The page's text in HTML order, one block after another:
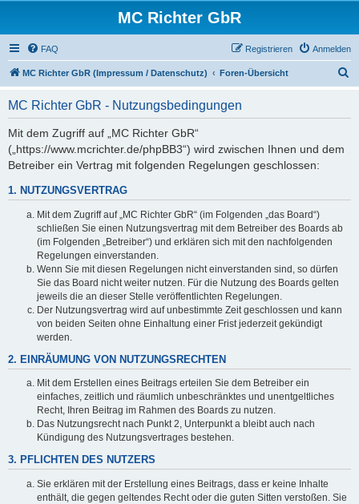
MC Richter GbR
FAQ Anmelden
Registrieren
MC Richter GbR (Impressum / Datenschutz) Foren-Übersicht
MC Richter GbR - Nutzungsbedingungen
Mit dem Zugriff auf „MC Richter GbR“
(„https://www.mcrichter.de/phpBB3“) wird zwischen Ihnen und dem
Betreiber ein Vertrag mit folgenden Regelungen geschlossen:
1. NUTZUNGSVERTRAG
Mit dem Zugriff auf „MC Richter GbR“ (im Folgenden „das Board“)
schließen Sie einen Nutzungsvertrag mit dem Betreiber des Boards ab
(im Folgenden „Betreiber“) und erklären sich mit den nachfolgenden
Regelungen einverstanden.
Wenn Sie mit diesen Regelungen nicht einverstanden sind, so dürfen
Sie das Board nicht weiter nutzen. Für die Nutzung des Boards gelten
jeweils die an dieser Stelle veröffentlichten Regelungen.
Der Nutzungsvertrag wird auf unbestimmte Zeit geschlossen und kann
von beiden Seiten ohne Einhaltung einer Frist jederzeit gekündigt
werden.
2. EINRÄUMUNG VON NUTZUNGSRECHTEN
Mit dem Erstellen eines Beitrags erteilen Sie dem Betreiber ein
einfaches, zeitlich und räumlich unbeschränktes und unentgeltliches
Recht, Ihren Beitrag im Rahmen des Boards zu nutzen.
Das Nutzungsrecht nach Punkt 2, Unterpunkt a bleibt auch nach
Kündigung des Nutzungsvertrages bestehen.
3. PFLICHTEN DES NUTZERS
Sie erklären mit der Erstellung eines Beitrags, dass er keine Inhalte
enthält, die gegen geltendes Recht oder die guten Sitten verstoßen. Sie